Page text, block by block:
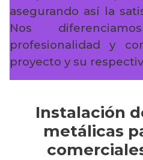
asegurando así la
Nos
profesionalidad y
proyecto y su
Instalación
metálicas